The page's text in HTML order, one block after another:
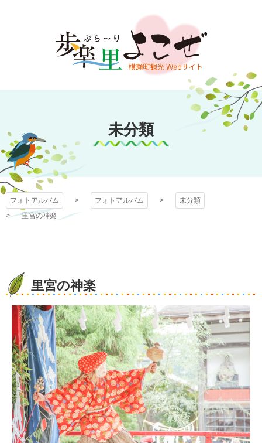
文
キ
プ
フォトアルバム
未分類
フォトアルバム フォトアルバム
未分類
里宮の神楽
里宮の神楽